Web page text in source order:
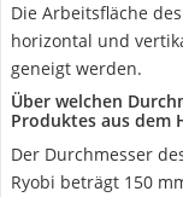
Die Arbeitsfläche
horizontal und
geneigt werden.
Über welchen
Produktes aus dem
Der Durchmesser
Ryobi beträgt 150